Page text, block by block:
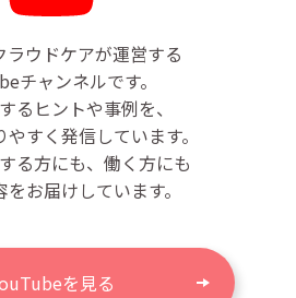
ラウドケアが運営する
チャンネルです。
るヒントや事例を、
すく発信しています。
る方にも、働く方にも
お届けしています。
を見る